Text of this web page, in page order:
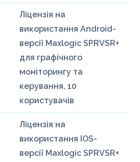
Ліцензія на
використання Android-
версії Maxlogic SPRVSR+
для графічного
моніторингу та
керування, 10
користувачів
Ліцензія на
використання IOS-
версії Maxlogic SPRVSR+